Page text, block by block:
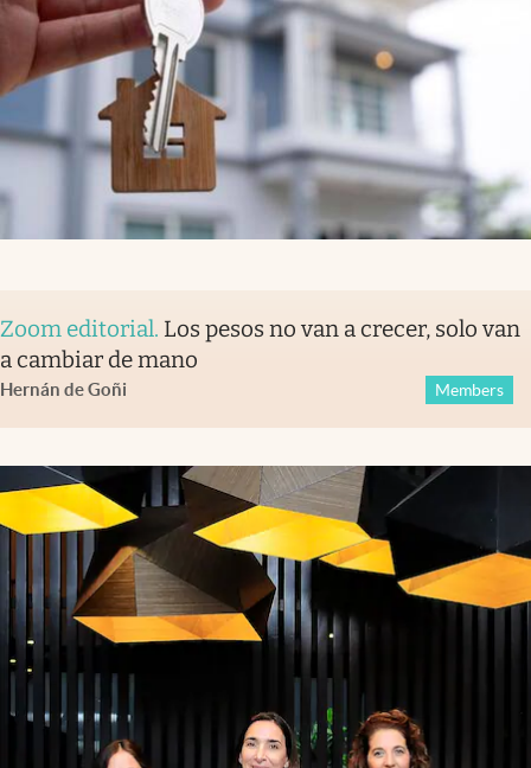
Zoom editorial. Los pesos no van a crecer, solo van
a cambiar de mano
Hernán de Goñi Members